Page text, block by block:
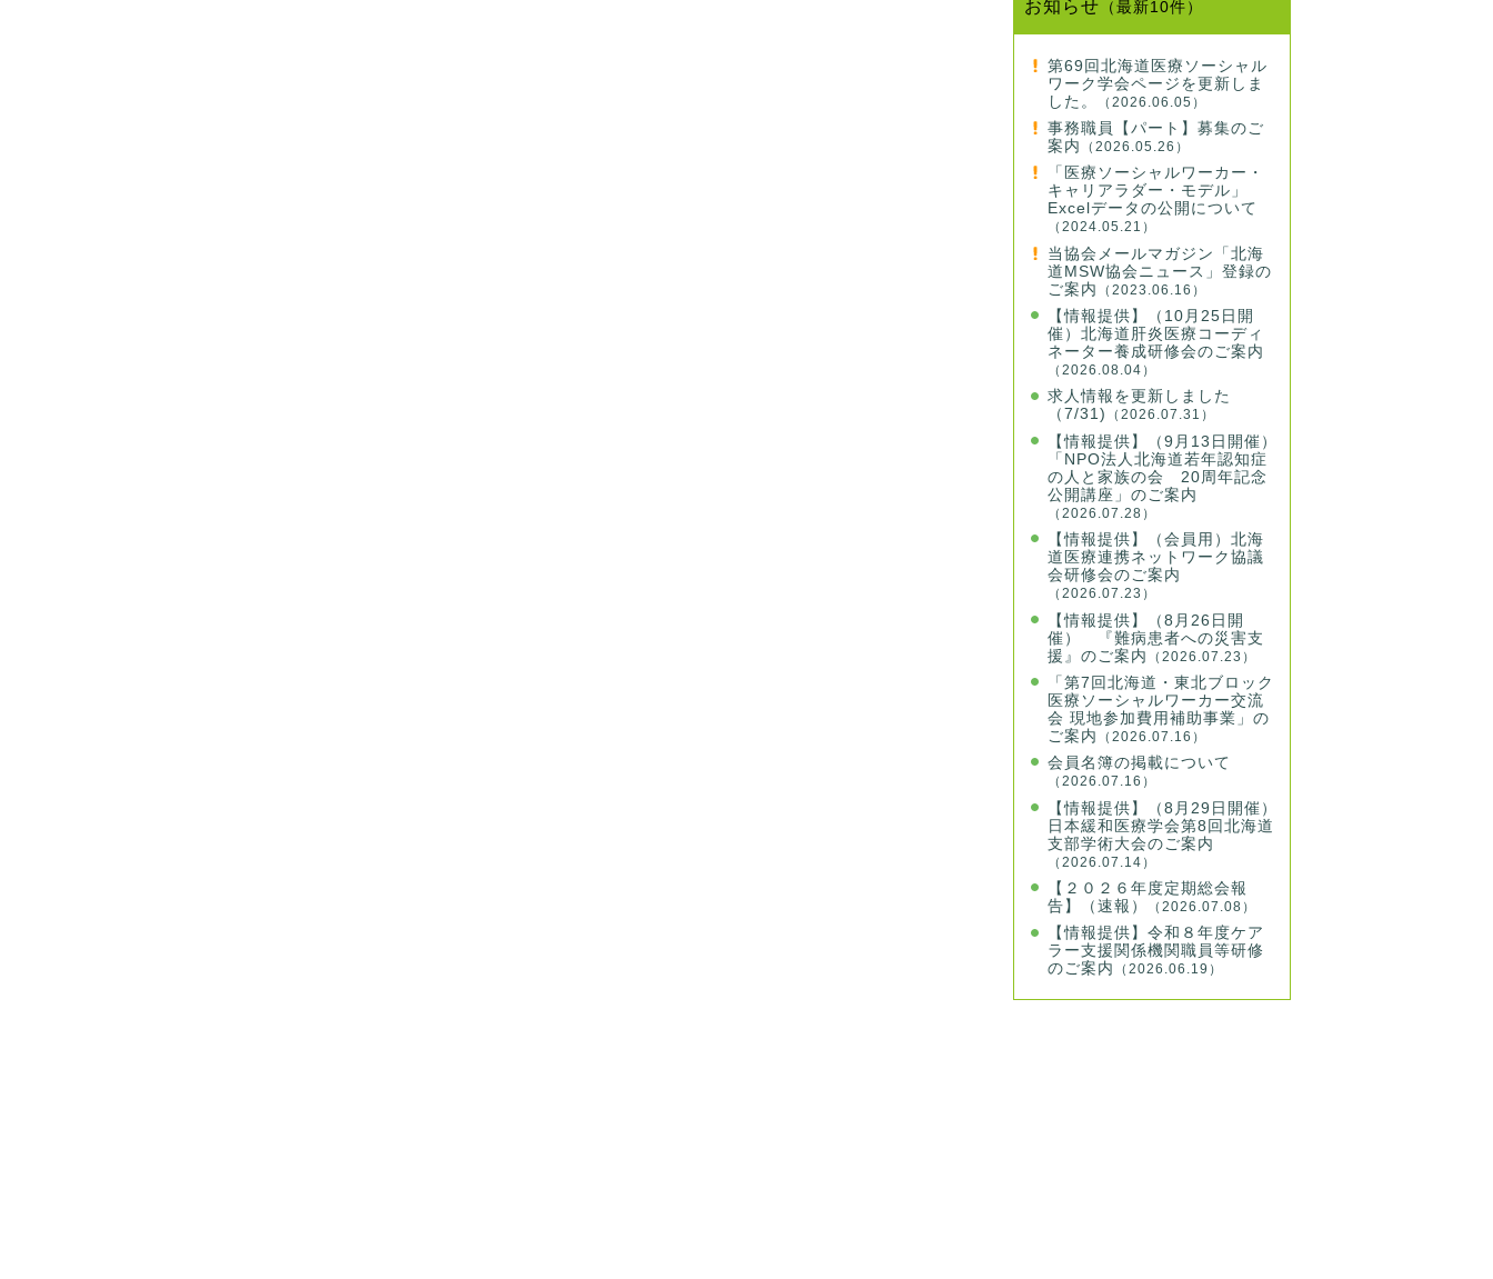
お知らせ （最新10件）
第69回北海道医療ソーシャル
ワーク学会ページを更新しま
した。
（2026.06.05）
事務職員【パート】募集のご
案内
（2026.05.26）
「医療ソーシャルワーカー・
キャリアラダー・モデル」
Excelデータの公開について
（2024.05.21）
当協会メールマガジン「北海
道MSW協会ニュース」登録の
ご案内
（2023.06.16）
【情報提供】（10月25日開
催）北海道肝炎医療コーディ
ネーター養成研修会のご案内
（2026.08.04）
求人情報を更新しました
（7/31)
（2026.07.31）
【情報提供】（9月13日開催）
「NPO法人北海道若年認知症
の人と家族の会 20周年記念
公開講座」のご案内
（2026.07.28）
【情報提供】（会員用）北海
道医療連携ネットワーク協議
会研修会のご案内
（2026.07.23）
【情報提供】（8月26日開
催） 『難病患者への災害支
援』のご案内
（2026.07.23）
「第7回北海道・東北ブロック
医療ソーシャルワーカー交流
会 現地参加費用補助事業」の
ご案内
（2026.07.16）
会員名簿の掲載について
（2026.07.16）
【情報提供】（8月29日開催）
日本緩和医療学会第8回北海道
支部学術大会のご案内
（2026.07.14）
【２０２６年度定期総会報
告】（速報）
（2026.07.08）
【情報提供】令和８年度ケア
ラー支援関係機関職員等研修
のご案内
（2026.06.19）